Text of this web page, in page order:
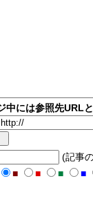
中には参照先URL
(記事
■ ■ ■ ■